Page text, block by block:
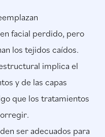
facial perdido, pero
los tejidos caídos.
implica el
y de las capas
que los tratamientos
ser adecuados para